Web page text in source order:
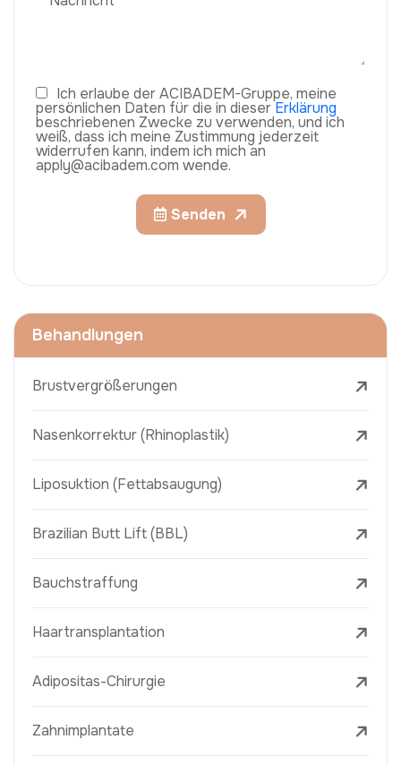
Ich erlaube der ACIBADEM-Gruppe, meine
persönlichen Daten für die in dieserErklärung
beschriebenen Zwecke zu verwenden, und ich
weiß, dass ich meine Zustimmung jederzeit
widerrufen kann, indem ich mich an
apply@acibadem.com wende.
Senden
Behandlungen
Brustvergrößerungen
Nasenkorrektur (Rhinoplastik)
Liposuktion (Fettabsaugung)
Brazilian Butt Lift (BBL)
Bauchstraffung
Haartransplantation
Adipositas-Chirurgie
Zahnimplantate